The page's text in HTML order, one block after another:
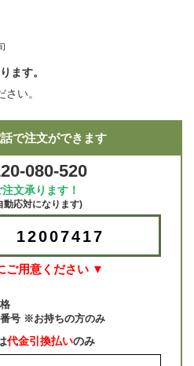
ます。
い。
で注文ができます
080-520
文承ります！
動応対になります)
12007417
ご用意ください ▼
号 ※お持ちの方のみ
代金引換払いのみ